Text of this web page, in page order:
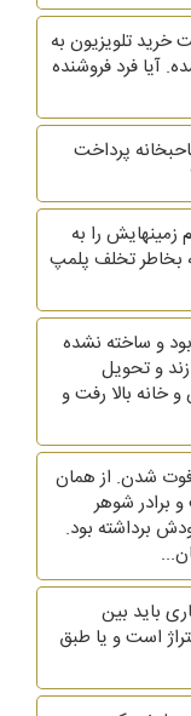
تلویزیون به
آیا فرد فروشنده
پرداخت
را به
بخاطر تخلف پلمپ
بود و ساخته نشده
و تحویل
خانه بالا رفت و
و وقتتون بخیر. پدر شوهرم سال ۹۲ فوت شدن. از همان
برادر شوهر
برداشته بود.
باید بین
است و یا طبق